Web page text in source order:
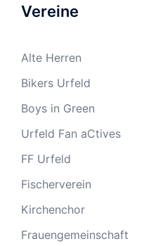
Vereine
Alte Herren
Bikers Urfeld
Boys in Green
Urfeld Fan aCtives
FF Urfeld
Fischerverein
Kirchenchor
Frauengemeinschaft